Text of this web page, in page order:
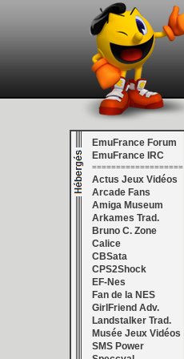
EmuFrance Forum
EmuFrance IRC
===================
Actus Jeux Vidéos
Arcade Fans
Amiga Museum
Arkames Trad.
Bruno C. Zone
Calice
CBSata
CPS2Shock
EF-Nes
Fan de la NES
GirlFriend Adv.
Landstalker Trad.
Musée Jeux Vidéos
SMS Power